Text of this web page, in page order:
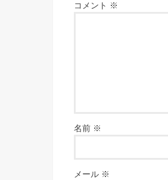
コメント ※
名前 ※
メール ※